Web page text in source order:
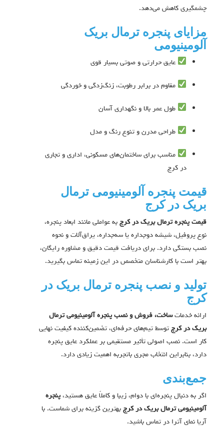
چشمگیری کاهش می‌دهد.
مزایای پنجره ترمال بریک
آلومینیومی
عایق حرارتی و صوتی بسیار قوی
مقاوم در برابر رطوبت، زنگ‌زدگی و خوردگی
طول عمر بالا و نگهداری آسان
طراحی مدرن و تنوع رنگ و مدل
مناسب برای ساختمان‌های مسکونی، اداری و تجاری
در کرج
قیمت پنجره آلومینیومی ترمال
بریک در کرج
قیمت پنجره ترمال بریک در کرج به عواملی مانند ابعاد پنجره،
نوع پروفیل، شیشه دوجداره یا سه‌جداره، یراق‌آلات و نحوه
نصب بستگی دارد. برای دریافت قیمت دقیق و مشاوره رایگان،
بهتر است با کارشناسان متخصص در این زمینه تماس بگیرید.
تولید و نصب پنجره ترمال بریک در
کرج
ارائه خدماتساخت، فروش و نصب پنجره آلومینیومی ترمال
بریک در کرج توسط تیم‌های حرفه‌ای، تضمین‌کننده کیفیت نهایی
کار است. نصب اصولی تأثیر مستقیمی بر عملکرد عایق پنجره
دارد، بنابراین انتخاب مجری باتجربه اهمیت زیادی دارد.
جمع‌بندی
اگر به دنبال پنجره‌ای با دوام، زیبا و کاملاً عایق هستید، پنجره
آلومینیومی ترمال بریک در کرج بهترین گزینه برای شماست. با
آریا نمای آترا در تماس باشید.